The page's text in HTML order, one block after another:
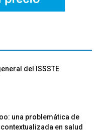
del ISSSTE
una problemática de
en salud